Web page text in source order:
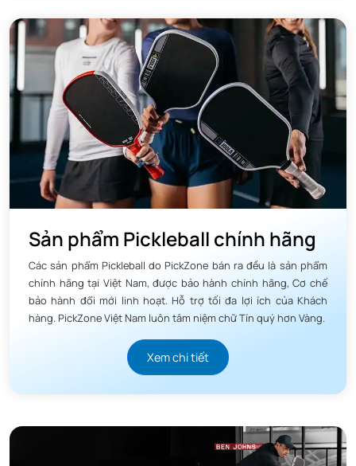
Mời bạn tham khảo thêm nhiều mẫu vợt Gearbox
khác tại:https://pickzone.vn/san-pham/vot-gearbox
Tại sao nên chọn Gearbox GX2
Power Hybrid?
tốt nhất này:
Sản phẩm Pickleball chính hãng
Các sản phẩm Pickleball do PickZone bán ra đều là sản phẩm
chính hãng tại Việt Nam, được bảo hành chính hãng, Cơ chế
bảo hành đổi mới linh hoạt. Hỗ trợ tối đa lợi ích của Khách
hàng. PickZone Việt Nam luôn tâm niệm chữ Tín quý hơn Vàng.
Xem chi tiết